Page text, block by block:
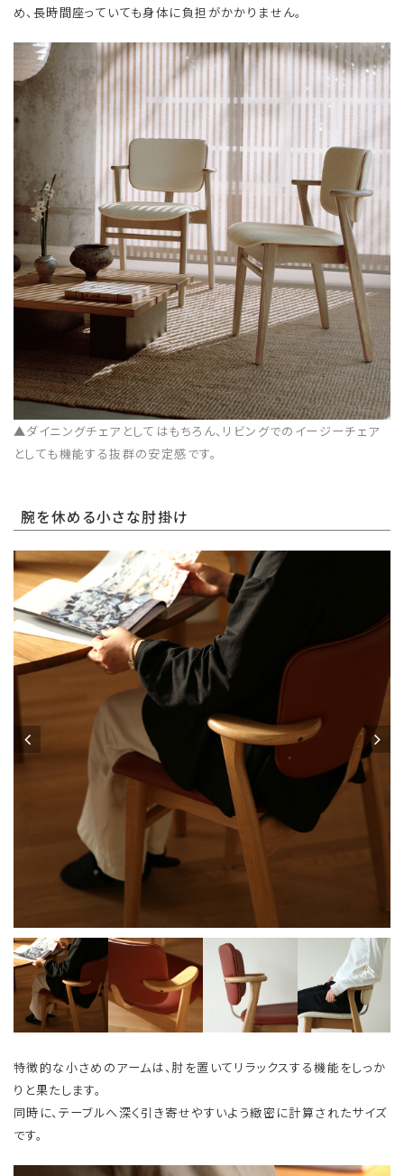
め、長時間座っていても身体に負担がかかりません。
▲ダイニングチェアとしてはもちろん、リビングでのイージーチェア
としても機能する抜群の安定感です。
腕を休める小さな肘掛け
特徴的な小さめのアームは、肘を置いてリラックスする機能をしっか
りと果たします。
同時に、テーブルへ深く引き寄せやすいよう緻密に計算されたサイズ
です。